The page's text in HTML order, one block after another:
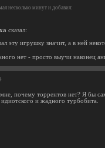
несколько минут и добавил:
сказал:
эту игрушку значит, а в ней
нет - просто выучи наконец
почему торрентов нет? Я бы
идиотского и жадного турбобита.